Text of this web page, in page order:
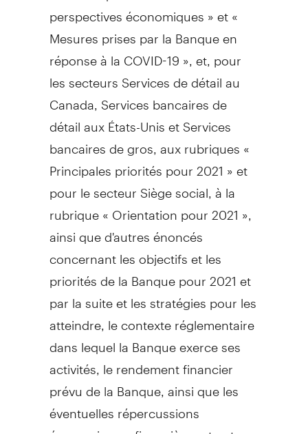
perspectives économiques » et «
Mesures prises par la Banque en
réponse à la COVID-19 », et, pour
les secteurs Services de détail au
Canada , Services bancaires de
détail aux États-Unis et Services
bancaires de gros, aux rubriques «
Principales priorités pour 2021 » et
pour le secteur Siège social, à la
rubrique « Orientation pour 2021 »,
ainsi que d'autres énoncés
concernant les objectifs et les
priorités de la Banque pour2021 et
par la suite et les stratégies pour les
atteindre, le contexte réglementaire
dans lequel la Banque exerce ses
activités, le rendement financier
prévu de la Banque, ainsi que les
éventuelles répercussions